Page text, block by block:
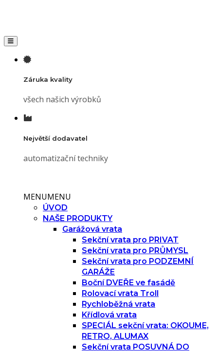
Toggle navigation
Záruka kvality
všech našich výrobků
Největší dodavatel
automatizační techniky
MENUMENU
ÚVOD
NAŠE PRODUKTY
Garážová vrata
Sekční vrata pro PRIVAT
Sekční vrata pro PRŮMYSL
Sekční vrata pro PODZEMNÍ
GARÁŽE
Boční DVEŘE ve fasádě
Rolovací vrata Troll
Rychloběžná vrata
Křídlová vrata
SPECIÁL sekční vrata: OKOUME,
RETRO, ALUMAX
Sekční vrata POSUVNÁ DO